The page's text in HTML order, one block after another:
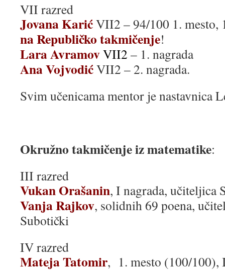
VII razred
Jovana KarićVII2 – 94/100 1. mesto,
na Republičko takmičenje!
Lara AvramovVII2 – 1. nagrada
Ana VojvodićVII2 – 2. nagrada.
Svim učenicama mentor je nastavnica
Okružno takmičenje iz matematike:
III razred
Vukan Orašanin, I nagrada, učiteljica
Vanja Rajkov, solidnih 69 poena,
Subotički
IV razred
Mateja Tatomir, 1. mesto (100/100),